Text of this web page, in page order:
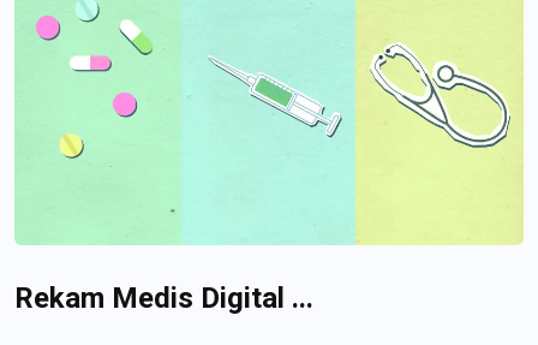
Rekam Medis Digital ...